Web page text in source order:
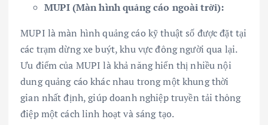
MUPI (Màn hình quảng cáo ngoài trời):
MUPI là màn hình quảng cáo kỹ thuật số được đặt tại
các trạm dừng xe buýt, khu vực đông người qua lại.
Ưu điểm của MUPI là khả năng hiển thị nhiều nội
dung quảng cáo khác nhau trong một khung thời
gian nhất định, giúp doanh nghiệp truyền tải thông
điệp một cách linh hoạt và sáng tạo.